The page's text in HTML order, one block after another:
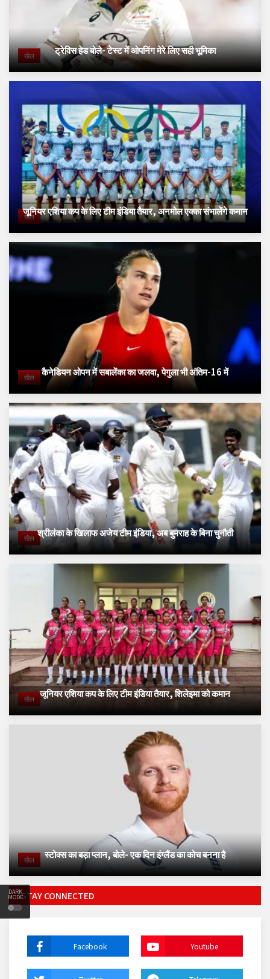
DARK
MODE
खेल ट्रेविस हेड बोले- टेस्ट में ओपनिंग मेरे लिए सही भूमिका
खेल
जूनियर एशिया कप के लिए टीम इंडिया तैयार, अनमोल एक्का संभालेंगे कमान
खेल कैनेडियन ओपन में सबालेंका का जलवा, पेगुला भी अंतिम-16 में
खेल श्रीलंका के खिलाफ अजेय टीम इंडिया, अब बुमराह के बिना चुनौती
खेल जूनियर एशिया कप के लिए टीम इंडिया तैयार, शिलेइमा को कमान
खेल स्टोक्स का बड़ा प्लान, बोले- एक दिन इंग्लैंड का कोच बनना है
STAY CONNECTED
Facebook Youtube